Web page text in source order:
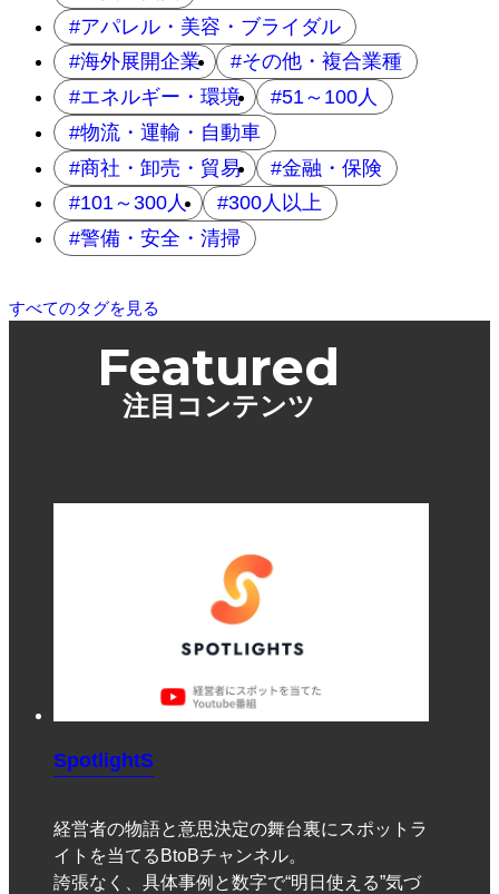
アパレル・美容・ブライダル
海外展開企業
その他・複合業種
エネルギー・環境
51～100人
物流・運輸・自動車
商社・卸売・貿易
金融・保険
101～300人
300人以上
警備・安全・清掃
すべてのタグを見る
Featured
注目コンテンツ
SpotlightS
経営者の物語と意思決定の舞台裏にスポットラ
イトを当てるBtoBチャンネル。
誇張なく、具体事例と数字で“明日使える”気づ